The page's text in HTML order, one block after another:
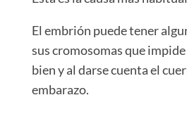
El embrión puede tener
sus cromosomas que
bien y al darse cuenta el
embarazo.